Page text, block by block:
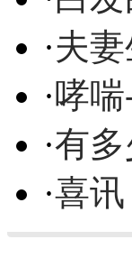
·夫
·哮
·有
·喜